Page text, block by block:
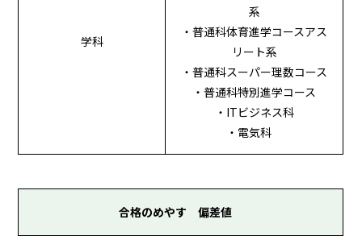
学科
系
・普通科体育進学コースアス
リート系
・普通科スーパー理数コース
・普通科特別進学コース
・ITビジネス科
・電気科
合格のめやす 偏差値